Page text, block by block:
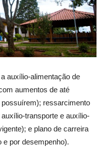
auxílio-alimentação de
aumentos de até
possuírem); ressarcimento
transporte e auxílio-
e plano de carreira
por desempenho).